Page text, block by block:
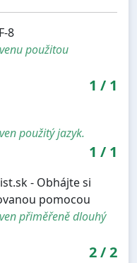
8
použitou
1 / 1
použitý jazyk.
1 / 1
- Obhájte si
pomocou
přiměřeně dlouhý
2/2